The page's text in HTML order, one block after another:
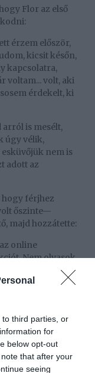
third parties, or
for
below opt-out
that after your
seeing
Flor az első
érzem először,
kicsit későn,
kapcsolatra,
voltam... volt, aki
érdekelt, ki
is mesélt,
úgy vélik,
nem is
adott az
férjhez
őszinte—
majd hozzátette:
online
Nem olvasok
szárnyra kelt,
az egész
családom is csak